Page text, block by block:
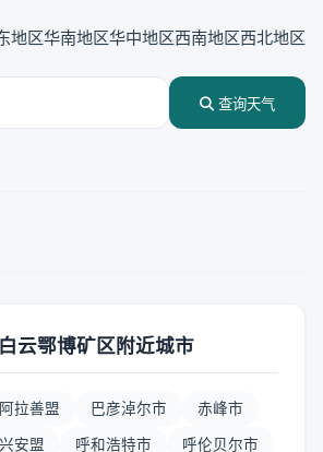
地区华南地区华中地区西南地区西北地区
查询天气
白云鄂博矿区附近城市
阿拉善盟 巴彦淖尔市 赤峰市
兴安盟 呼和浩特市 呼伦贝尔市